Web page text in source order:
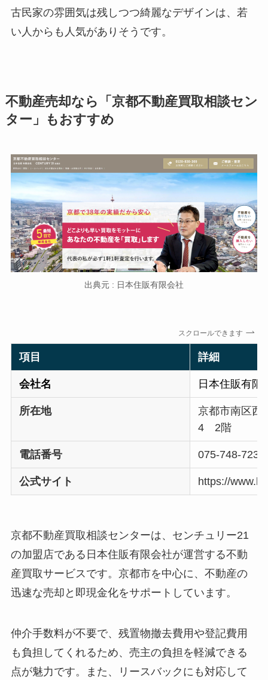
古民家の雰囲気は残しつつ綺麗なデザインは、若
い人からも人気がありそうです。
不動産売却なら「京都不動産買取相談セン
ター」もおすすめ
出典元 : 日本住販有限会社
スクロールできます
項目 詳細
会社名 日本住販有限
所在地
京都市南区西
4 2階
電話番号 075-748-7236
公式サイト https://
京都不動産買取相談センターは、センチュリー21
の加盟店である日本住販有限会社が運営する不動
産買取サービスです。京都市を中心に、不動産の
迅速な売却と即現金化をサポートしています。
仲介手数料が不要で、残置物撤去費用や登記費用
も負担してくれるため、売主の負担を軽減できる
点が魅力です。また、リースバックにも対応して